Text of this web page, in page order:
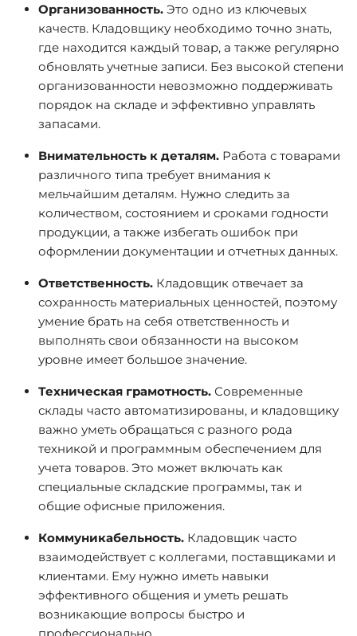
Организованность. Это одно из ключевых
качеств. Кладовщику необходимо точно знать,
где находится каждый товар, а также регулярно
обновлять учетные записи. Без высокой степени
организованности невозможно поддерживать
порядок на складе и эффективно управлять
запасами.
Внимательность к деталям. Работа с товарами
различного типа требует внимания к
мельчайшим деталям. Нужно следить за
количеством, состоянием и сроками годности
продукции, а также избегать ошибок при
оформлении документации и отчетных данных.
Ответственность. Кладовщик отвечает за
сохранность материальных ценностей, поэтому
умение брать на себя ответственность и
выполнять свои обязанности на высоком
уровне имеет большое значение.
Техническая грамотность. Современные
склады часто автоматизированы, и кладовщику
важно уметь обращаться с разного рода
техникой и программным обеспечением для
учета товаров. Это может включать как
специальные складские программы, так и
общие офисные приложения.
Коммуникабельность. Кладовщик часто
взаимодействует с коллегами, поставщиками и
клиентами. Ему нужно иметь навыки
эффективного общения и уметь решать
возникающие вопросы быстро и